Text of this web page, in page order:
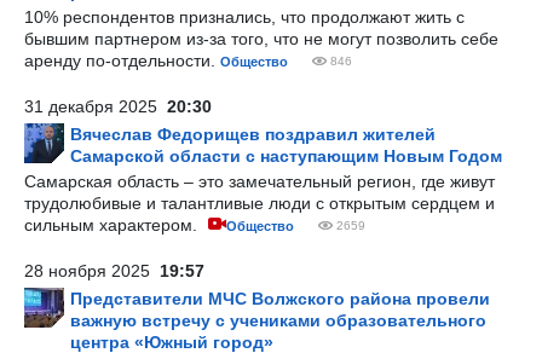
10% респондентов признались, что продолжают жить с
бывшим партнером из-за того, что не могут позволить себе
аренду по-отдельности.
Общество 846
31 декабря 2025 20:30
Вячеслав Федорищев поздравил жителей
Самарской области с наступающим Новым Годом
Самарская область – это замечательный регион, где живут
трудолюбивые и талантливые люди с открытым сердцем и
сильным характером.
Общество 2659
28 ноября 2025 19:57
Представители МЧС Волжского района провели
важную встречу с учениками образовательного
центра «Южный город»